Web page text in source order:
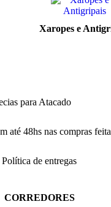
Xaropes e
para Atacado
até 48hs nas compras
de entregas
CORREDORES